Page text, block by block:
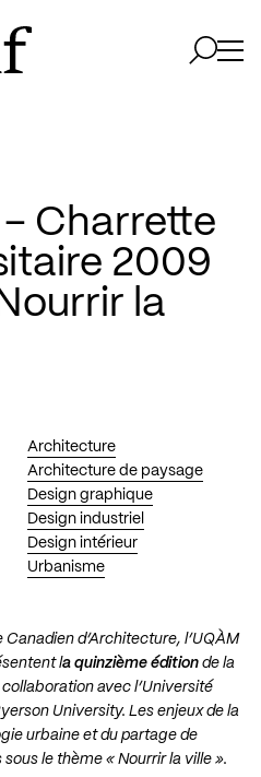
Charrette
2009
la
Architecture
Architecture de paysage
Design graphique
Design industriel
Design intérieur
Urbanisme
d’Architecture, l’UQÀM
la quinzième édition de la
avec l’Université
University. Les enjeux de la
urbaine et du partage de
le thème « Nourrir la ville ».